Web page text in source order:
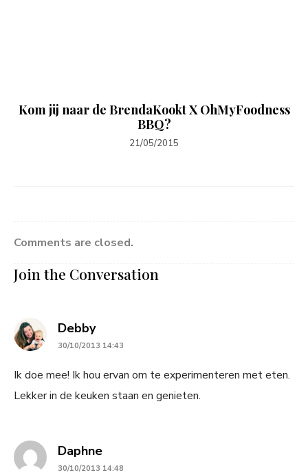
Kom jij naar de BrendaKookt X OhMyFoodness
BBQ?
21/05/2015
Comments are closed.
Join the Conversation
Debbysays:
30/10/2013 14:43
Ik doe mee! Ik hou ervan om te experimenteren met eten.
Lekker in de keuken staan en genieten.
Daphnesays:
30/10/2013 14:48